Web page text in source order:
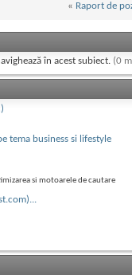
« Raport de
în acest subiect. (0
tema business si lifestyle
si motoarele de cautare